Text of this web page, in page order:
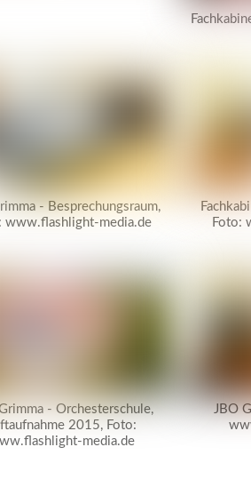
- Besprechungsraum,
www.flashlight-media.de
Foto:
- Orchesterschule,
2015, Foto:
media.de
JBO